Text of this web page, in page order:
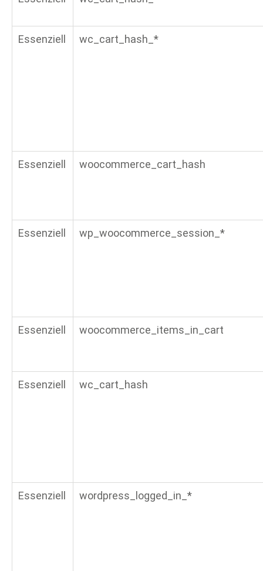
Essenziell wc_cart_hash_*
Essenziell woocommerce_cart_hash
Essenziell wp_woocommerce_session_*
Essenziell woocommerce_items_in_cart
Essenziell wc_cart_hash
Essenziell wordpress_logged_in_*